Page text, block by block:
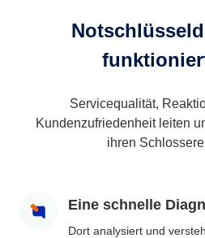
Servicequalität,
Kundenzufriedenheit leiten
ihren
Eine schnelle
Dort analysiert und